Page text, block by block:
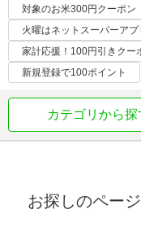
対象のお米300円クーポン
火曜はネットスーパーア
家計応援！100円引きクー
新規登録で100ポイント
カテゴリから探
お探しのペー